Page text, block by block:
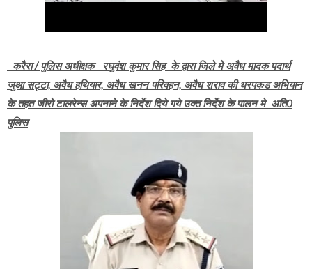
करैरा / पुलिस अधीक्षक रघुवंश कुमार सिह के द्वारा जिले मे अवैध मादक पदार्थ
जुआ सट्टा, अवैध हथियार, अवैध खनन परिवहन, अवैध शराव की धरपकड अभियान
के तहत जीरो टालरेन्स अपनाने के निर्देश दिये गये उक्त निर्देश के पालन मे अति0
पुलिस